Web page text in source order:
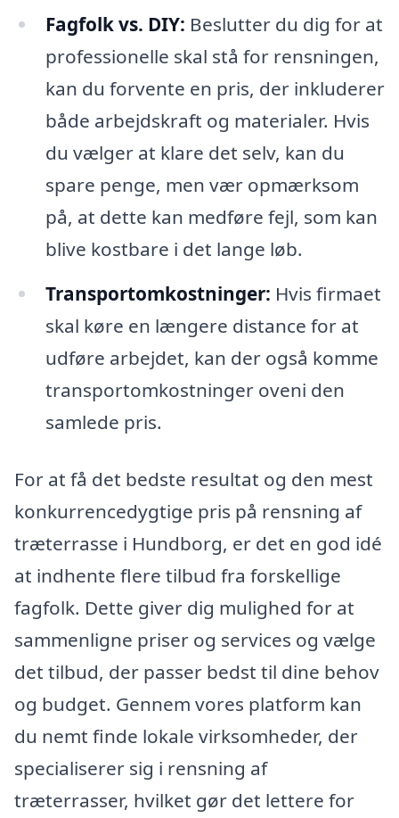
Fagfolk vs. DIY: Beslutter du dig for at
professionelle skal stå for rensningen,
kan du forvente en pris, der inkluderer
både arbejdskraft og materialer. Hvis
du vælger at klare det selv, kan du
spare penge, men vær opmærksom
på, at dette kan medføre fejl, som kan
blive kostbare i det lange løb.
Transportomkostninger: Hvis firmaet
skal køre en længere distance for at
udføre arbejdet, kan der også komme
transportomkostninger oveni den
samlede pris.
For at få det bedste resultat og den mest
konkurrencedygtige pris på rensning af
træterrasse i Hundborg, er det en god idé
at indhente flere tilbud fra forskellige
fagfolk. Dette giver dig mulighed for at
sammenligne priser og services og vælge
det tilbud, der passer bedst til dine behov
og budget. Gennem vores platform kan
du nemt finde lokale virksomheder, der
specialiserer sig i rensning af
træterrasser, hvilket gør det lettere for